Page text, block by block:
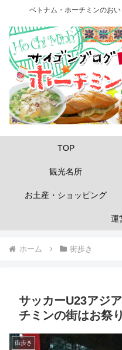
ベトナム・ホーチミンのお
TOP
観光名所
お土産・ショッピング
運
ホーム 街歩き
サッカーU23アジ
チミンの街はお祭
街歩き